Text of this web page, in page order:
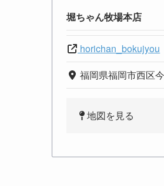
堀ちゃん牧場本店
horichan_bokujyou
福岡県福岡市西区
地図を見る